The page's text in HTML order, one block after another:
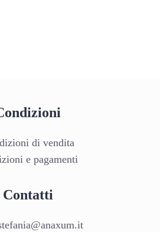
di vendita
e pagamenti
Contatti